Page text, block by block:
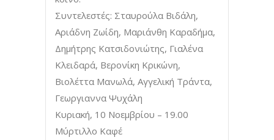
Συντελεστές: Σταυρούλα Βιδάλη,
Αριάδνη Ζωίδη, Μαριάνθη Καραδήμα,
Δημήτρης Κατσιδονιώτης, Γιαλένα
Κλειδαρά, Βερονίκη Κρικώνη,
Βιολέττα Μανωλά, Αγγελική Τράντα,
Γεωργιαννα Ψυχάλη
Κυριακή, 10 Νοεμβρίου – 19.00
Μύρτιλλο Καφέ